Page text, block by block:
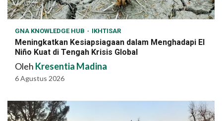
GNA KNOWLEDGE HUB IKHTISAR
Meningkatkan Kesiapsiagaan dalam Menghadapi El
Niño Kuat di Tengah Krisis Global
Oleh Kresentia Madina
6 Agustus 2026